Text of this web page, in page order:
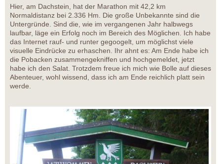
Hier, am Dachstein, hat der Marathon mit 42,2 km
Normaldistanz bei 2.336 Hm. Die große Unbekannte sind die
Untergründe. Sind die, wie im vergangenen Jahr halbwegs
laufbar, läge ein Erfolg noch im Bereich des Möglichen. Ich habe
das Internet rauf- und runter gegoogelt, um möglichst viele
visuelle Eindrücke zu erhaschen. Ihr ahnt es: Am Ende habe ich
die Pobacken zusammengekniffen und hochgemeldet, jetzt
habe ich den Salat. Trotzdem freue ich mich wie Bolle auf dieses
Abenteuer, wohl wissend, dass ich am Ende reichlich platt sein
werde.